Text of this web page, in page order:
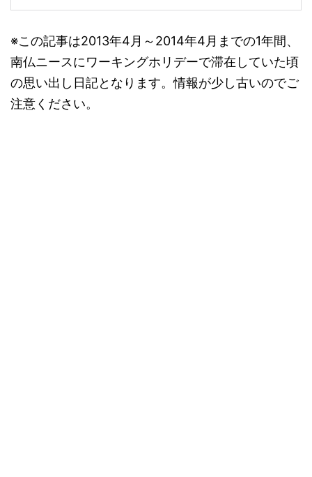
※この記事は2013年4月～2014年4月までの1年間、
南仏ニースにワーキングホリデーで滞在していた頃
の思い出し日記となります。情報が少し古いのでご
注意ください。